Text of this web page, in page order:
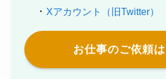
・Xアカウント（旧Twitter）
お仕事のご依頼